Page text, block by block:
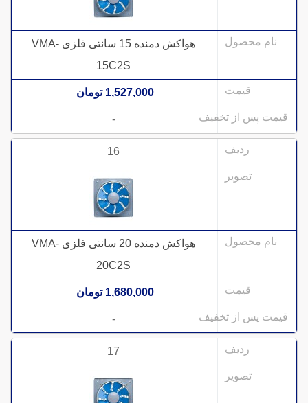
هواکش دمنده 15 سانتی فلزی VMA-
15C2S
1,527,000 تومان
-
16
هواکش دمنده 20 سانتی فلزی VMA-
20C2S
1,680,000 تومان
-
17